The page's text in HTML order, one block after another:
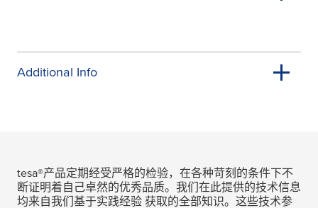
Additional Info
tesa®产品定期经受严格的检验，在各种苛刻的条件下不
断证明着自己卓然的优秀品质。我们在此提供的技术信息
均来自我们基于实践经验 获取的全部知识。这些技术参